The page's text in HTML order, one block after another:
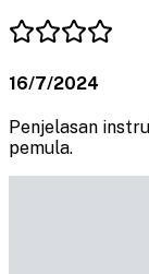
16/7/2024
Penjelasan
pemula.